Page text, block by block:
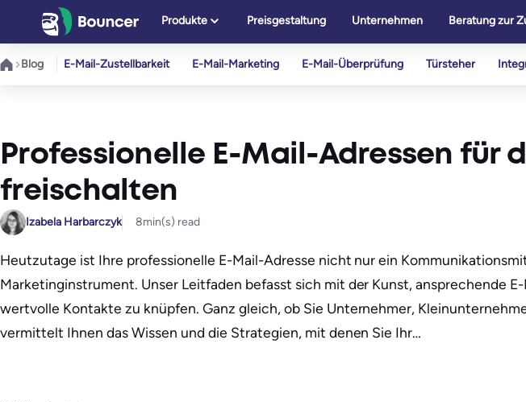
springen
Produkte Preisgestaltung Unternehmen Beratung zur
Blog E-Mail-Zustellbarkeit E-Mail-Marketing E-Mail-Überprüfung Türsteher
Professionelle E-Mail-Adressen für
freischalten
Izabela Harbarczyk 8min(s) read
Heutzutage ist Ihre professionelle E-Mail-Adresse nicht nur ein
Marketinginstrument. Unser Leitfaden befasst sich mit der Kunst, ansprechende
wertvolle Kontakte zu knüpfen.͏ Ganz gleich, ob Sie Unternehmer,
vermittelt Ihnen das Wissen und die Strategien, mit denen Sie Ihr…